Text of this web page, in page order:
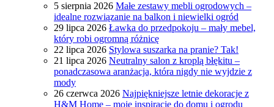
5 sierpnia 2026 Małe zestawy mebli ogrodowych –
idealne rozwiązanie na balkon i niewielki ogród
29 lipca 2026 Ławka do przedpokoju – mały mebel,
który robi ogromną różnicę
22 lipca 2026 Stylowa suszarka na pranie? Tak!
21 lipca 2026 Neutralny salon z kroplą błękitu –
ponadczasowa aranżacja, która nigdy nie wyjdzie z
mody
26 czerwca 2026 Najpiękniejsze letnie dekoracje z
H&M Home – moje inspiracje do domu i ogrodu